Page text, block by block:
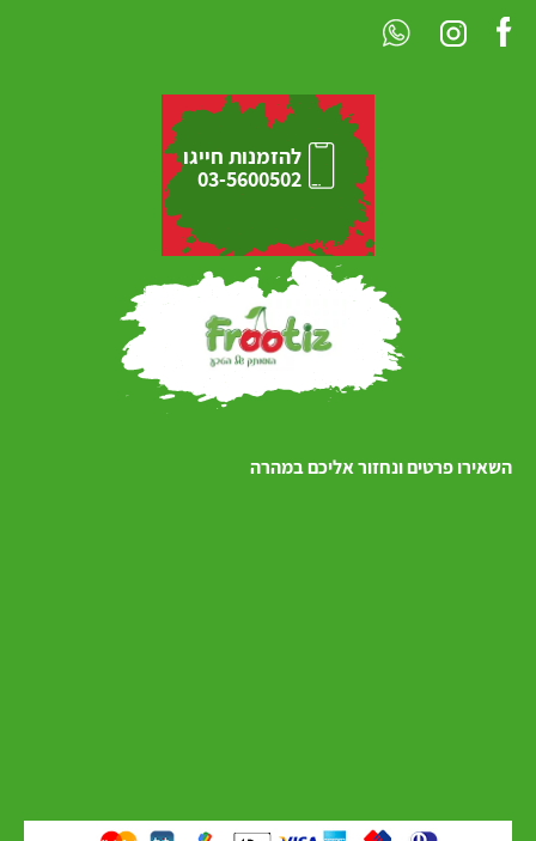
להזמנות חייגו
03-5600502
השאירו פרטים ונחזור אליכם במהרה